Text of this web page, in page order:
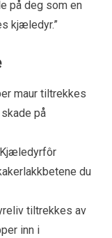
på deg som en
kjæledyr.”
maur tiltrekkes
på
du
tiltrekkes av
inn i